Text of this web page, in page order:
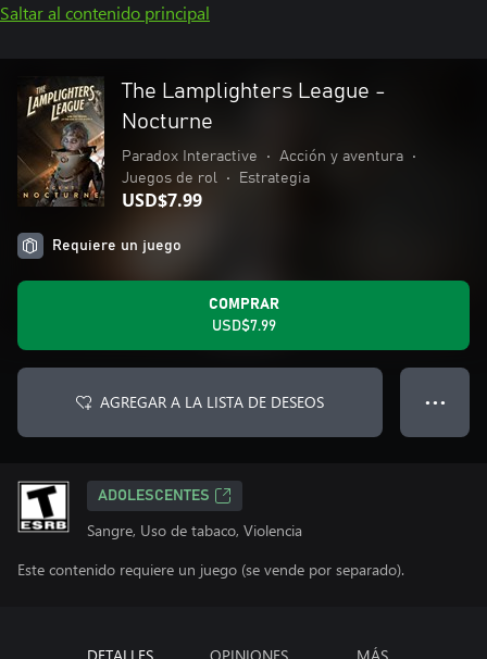
Saltar al contenido principal
The Lamplighters League -
Nocturne
Paradox Interactive • Acción y aventura
•
Juegos de rol
• Estrategia
USD$7.99
Requiere un juego
COMPRAR
USD$7.99
AGREGAR A LA LISTA DE DESEOS ● ● ●
ADOLESCENTES
Sangre, Uso de tabaco, Violencia
Este contenido requiere un juego (se vende por separado).